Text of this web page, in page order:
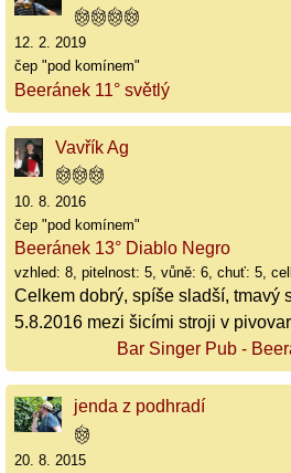
12. 2. 2019
čep "pod komínem"
Beeránek 11° světlý
Vavřík Ag
10. 8. 2016
čep "pod komínem"
Beeránek 13° Diablo Negro
vzhled: 8, pitelnost: 5, vůně: 6, chuť: 5,
Celkem dobrý, spíše sladší, tmavý
5.8.2016 mezi šicími stroji v
Bar Singer Pub -
jenda z podhradí
20. 8. 2015